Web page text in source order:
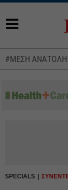
#ΜΕΣΗ ΑΝΑΤΟΛΗ
SPECIALS